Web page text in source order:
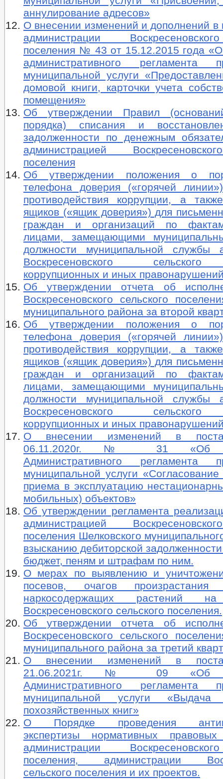
аннулирование адресов»
О внесении изменений и дополнений в
администрации
поселения № 43 от 15.12.2015 года
административного регламента
муниципальной услуги
домовой книги, карточки учета
помещения»
Об утверждении Правил
порядка) списания и
задолженности по денежным
администрацией
поселения
Об утверждении положения о
телефона доверия («горячей
противодействия коррупции, а
ящиков («ящик доверия») для
граждан и организаций по
лицами, замещающими
должности муниципальной службы
Воскресеновского
коррупционных и иных
Об утверждении отчета об
Воскресеновского сельского
муниципального района за второй
Об утверждении положения о
телефона доверия («горячей
противодействия коррупции, а
ящиков («ящик доверия») для
граждан и организаций по
лицами, замещающими
должности муниципальной службы
Воскресеновского
коррупционных и иных
О внесении изменений в
06.11.2020г. № 31 «Об
Административного регламента
муниципальной услуги
приема в эксплуатацию
мобильных) объектов»
Об утверждении регламента
администрацией
поселения Шелковского
взысканию дебиторской
бюджет, пеням и штрафам по ним.
О мерах по выявлению и
посевов, очагов произрастания
наркосодержащих растений на
Воскресеновского сельского поселения.
Об утверждении отчета об
Воскресеновского сельского
муниципального района за третий
О внесении изменений в
21.06.2021г. № 09 «Об
Административного регламента
муниципальной услуги
похозяйственных книг»
О Порядке проведения
экспертизы нормативных
администрации
поселения, администрации
сельского поселения и их проектов.